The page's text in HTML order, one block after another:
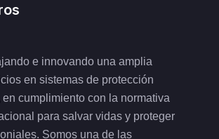
e innovando una amplia
en sistemas de protección
cumplimiento con la normativa
para salvar vidas y proteger
Somos una de las